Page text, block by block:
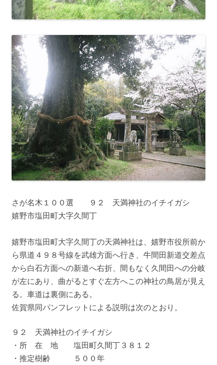
さが名木１００選 ９２ 天満神社のイチイガシ
嬉野市塩田町大字久間丁
嬉野市塩田町大字久間丁の天満神社は、嬉野市役所前か
ら県道４９８号線を武雄方面へ行き、牛間田新道交差点
から白石方面への新道へ右折、間もなく久間田への分岐
が左にあり、曲がるとすぐ左方へこの神社の鳥居が見え
る。車道は裏側にある。
佐賀県同パンフレットによる説明は次のとおり。
９２ 天満神社のイチイガシ
・所 在 地 塩田町久間丁３８１２
・推定樹齢 ５００年